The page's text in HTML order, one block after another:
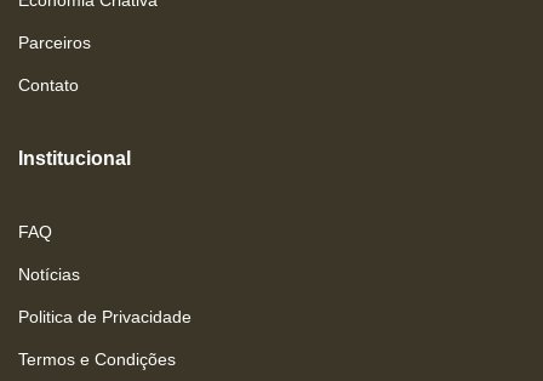
Parceiros
Contato
Institucional
FAQ
Notícias
Politica de Privacidade
Termos e Condições